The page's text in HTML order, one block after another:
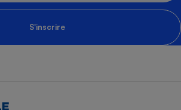
S'inscrire